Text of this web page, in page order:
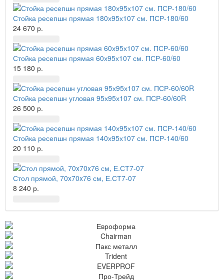
Стойка ресепшн прямая 180х95х107 см. ПСР-180/60
24 670 р.
Стойка ресепшн прямая 60х95х107 см. ПСР-60/60
15 180 р.
Стойка ресепшн угловая 95х95х107 см. ПСР-60/60R
26 500 р.
Стойка ресепшн прямая 140х95х107 см. ПСР-140/60
20 110 р.
Стол прямой, 70x70x76 см, Е.СТ7-07
8 240 р.